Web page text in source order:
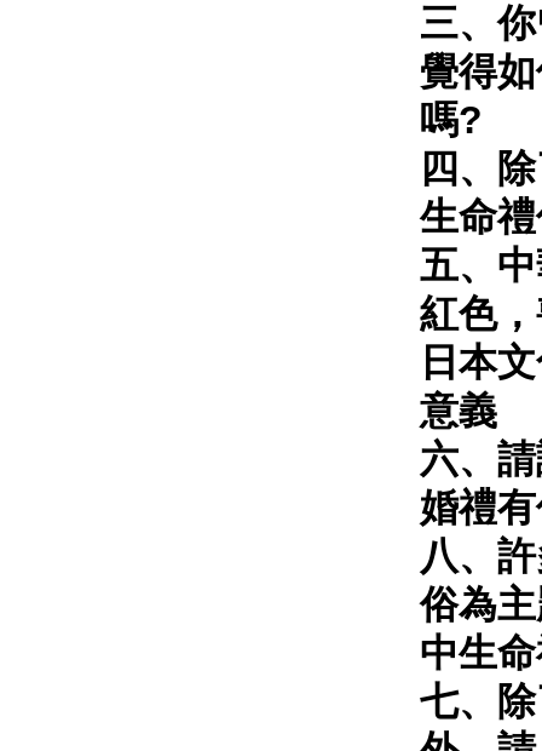
三、
覺得
嗎?
四、
生命
五、
紅色
日本
意義
六、
婚禮
八、
俗為
中生
七、